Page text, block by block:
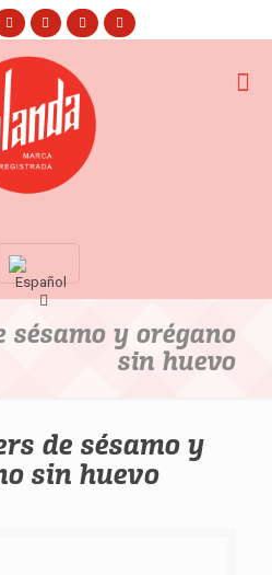
sésamo y orégano
sin huevo
de sésamo y
sin huevo